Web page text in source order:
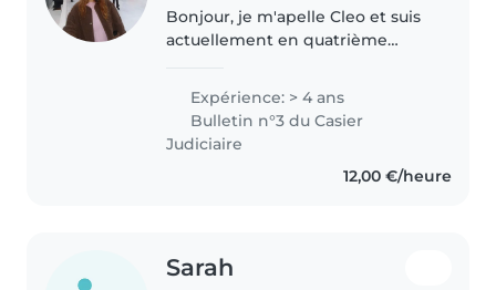
Bonjour, je m'apelle Cleo et suis
actuellement en quatrième
l'occasion de garder des enfants
entre 2 et 10 ans de nombreuses
fois, particulièrement..
Expérience: > 4 ans
Bulletin n°3 du Casier
Judiciaire
12,00 €/heure
Sarah